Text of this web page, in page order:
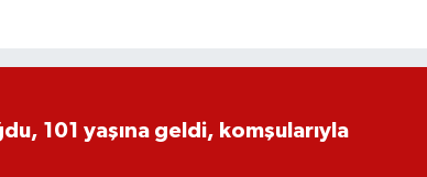
101 yaşına geldi, komşularıyla